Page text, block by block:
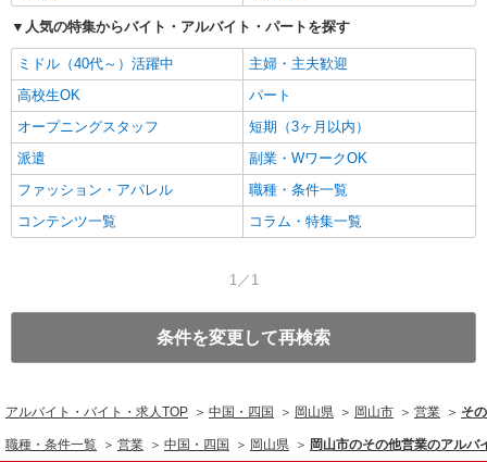
人気の特集からバイト・アルバイト・パートを探す
ミドル（40代～）活躍中
主婦・主夫歓迎
高校生OK
パート
オープニングスタッフ
短期（3ヶ月以内）
派遣
副業・WワークOK
ファッション・アパレル
職種・条件一覧
コンテンツ一覧
コラム・特集一覧
1／1
条件を変更して再検索
アルバイト・バイト・求人TOP 中国・四国 岡山県 岡山市 営業 そ
職種・条件一覧 営業 中国・四国 岡山県 岡山市のその他営業のアルバ